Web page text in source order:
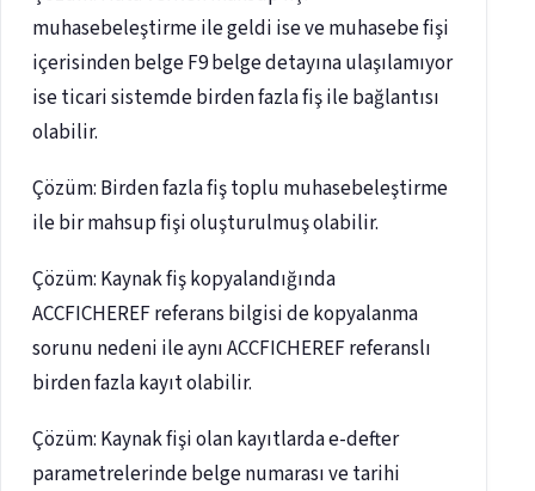
muhasebeleştirme ile geldi ise ve muhasebe fişi
içerisinden belge F9 belge detayına ulaşılamıyor
ise ticari sistemde birden fazla fiş ile bağlantısı
olabilir.
Çözüm: Birden fazla fiş toplu muhasebeleştirme
ile bir mahsup fişi oluşturulmuş olabilir.
Çözüm: Kaynak fiş kopyalandığında
ACCFICHEREF referans bilgisi de kopyalanma
sorunu nedeni ile aynı ACCFICHEREF referanslı
birden fazla kayıt olabilir.
Çözüm: Kaynak fişi olan kayıtlarda e-defter
parametrelerinde belge numarası ve tarihi